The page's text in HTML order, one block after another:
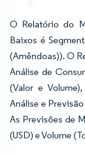
O Relatório do
Baixos é
(Amêndoas)). O
Análise de
(Valor e
Análise e
As Previsões de
(USD) e Volume